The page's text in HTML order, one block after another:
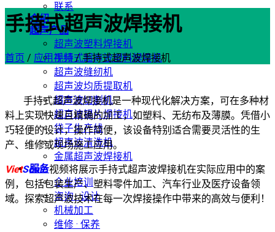
联系
介绍
超声产品
超声波塑料焊接机
手持式超声波塑料焊接机
超声波缝纫机
超声波均质提取机
超声波切割机
超声波锡片焊接机
袋子生产线
超声波清洗机
金属超声波焊接机
服务
企业培训
咨询 · 设计
机械加工
维修 · 保养
手持式超声波焊接机
首页 / 应用视频 /手持式超声波焊接机
手持式超声波焊接机是一种现代化解决方案，可在多种材
料上实现快速且精确的加工，如塑料、无纺布及薄膜。凭借小
巧轻便的设计，操作简便，该设备特别适合需要灵活性的生
产、维修或现场施工应用。
VietSonic视频将展示手持式超声波焊接机在实际应用中的案
例，包括包装生产、塑料零件加工、汽车行业及医疗设备领
域。探索超声波技术在每一次焊接操作中带来的高效与便利！